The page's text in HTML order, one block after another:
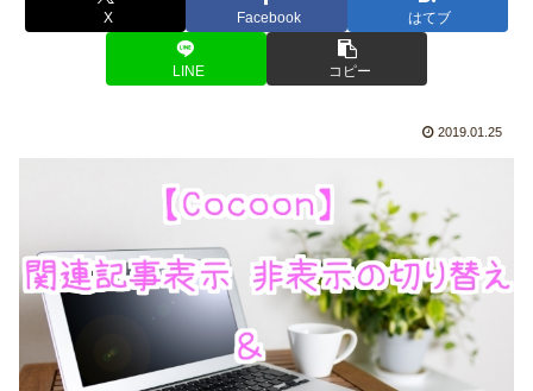
X Facebook はてブ
LINE コピー
2019.01.25